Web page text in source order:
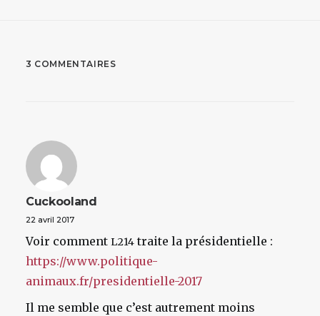
3 COMMENTAIRES
Cuckooland
22 avril 2017
Voir comment L214 traite la présidentielle :
https://www.politique-
animaux.fr/presidentielle-2017
Il me semble que c’est autrement moins